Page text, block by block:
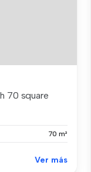
70 square
70 m²
Ver más